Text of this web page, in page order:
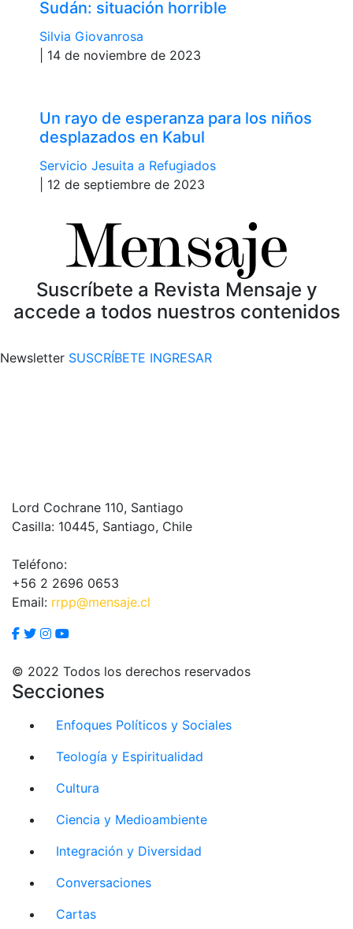
Sudán: situación horrible
Silvia Giovanrosa
| 14 de noviembre de 2023
Un rayo de esperanza para los niños
desplazados en Kabul
Servicio Jesuita a Refugiados
| 12 de septiembre de 2023
Suscríbete a Revista Mensaje y
accede a todos nuestros contenidos
Newsletter SUSCRÍBETE INGRESAR
Lord Cochrane 110, Santiago
Casilla: 10445, Santiago, Chile
Teléfono:
+56 2 2696 0653
Email: rrpp@mensaje.cl
© 2022 Todos los derechos reservados
Secciones
Enfoques Políticos y Sociales
Teología y Espiritualidad
Cultura
Ciencia y Medioambiente
Integración y Diversidad
Conversaciones
Cartas